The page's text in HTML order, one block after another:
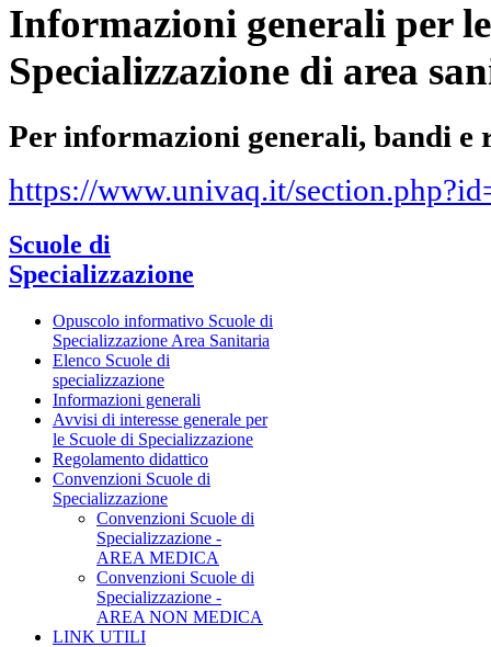
Informazioni generali per
Specializzazione di area
Per informazioni generali, bandi e
https://www.univaq.it/
Scuole di
Specializzazione
Opuscolo informativo Scuole di
Specializzazione Area Sanitaria
Elenco Scuole di
specializzazione
Informazioni generali
Avvisi di interesse generale per
le Scuole di Specializzazione
Regolamento didattico
Convenzioni Scuole di
Specializzazione
Convenzioni Scuole di
Specializzazione -
AREA MEDICA
Convenzioni Scuole di
Specializzazione -
AREA NON MEDICA
LINK UTILI